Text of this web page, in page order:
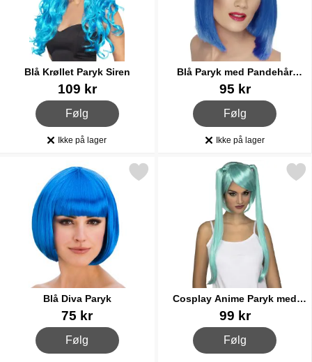
Blå Krøllet Paryk Siren
Varenr 13417109 kr
Følg
, Blå Krøllet Paryk Siren
Produkttilgængelighed:
Ikke på lager
Blå Paryk med Pandehår
Elegant
Varenr 1347295 kr
Følg
, Blå Paryk med
Produkttilgængelighed:
Ikke på lager
Blå Diva Paryk
Varenr 1712075 kr
Følg
, Blå Diva Paryk
Markér blå Diva Paryk som favorit
Cosplay Anime Paryk med
Kvaster Blå
Varenr 1825999 kr
Følg
, Cosplay Anime Paryk
Markér cosplay Anime Paryk